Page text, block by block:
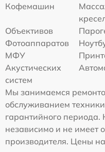
Кофемашин
Объективов
Фотоаппаратов
МФУ
Акустических
систем
Мы занимаемся
обслуживанием
гарантийного
независимо и не имеет
производителя. Цены